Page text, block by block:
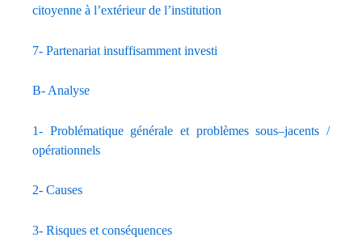
citoyenne à l’extérieur de l’institution
7- Partenariat insuffisamment investi
B- Analyse
1- Problématique générale et problèmes sous–jacents /
opérationnels
2- Causes
3- Risques et conséquences